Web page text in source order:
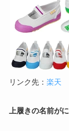
リンク先： 楽天
上履きの名前が